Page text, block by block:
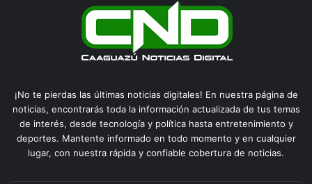
¡No te pierdas las últimas noticias digitales! En nuestra página de
noticias, encontrarás toda la información actualizada de tus temas
de interés, desde tecnología y política hasta entretenimiento y
deportes. Mantente informado en todo momento y en cualquier
lugar, con nuestra rápida y confiable cobertura de noticias.